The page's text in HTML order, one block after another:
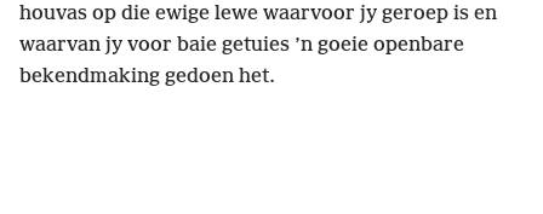
houvas op die ewige lewe waarvoor jy geroep is en
waarvan jy voor baie getuies ’n goeie openbare
bekendmaking gedoen het.